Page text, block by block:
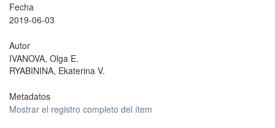
Fecha
2019-06-03
Autor
IVANOVA, Olga E.
RYABININA, Ekaterina V.
Metadatos
Mostrar el registro completo del ítem